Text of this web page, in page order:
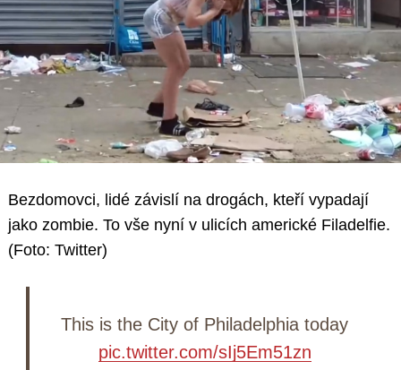
Bezdomovci, lidé závislí na drogách, kteří vypadají
jako zombie. To vše nyní v ulicích americké Filadelfie.
(Foto: Twitter)
This is the City of Philadelphia today
pic.twitter.com/sIj5Em51zn